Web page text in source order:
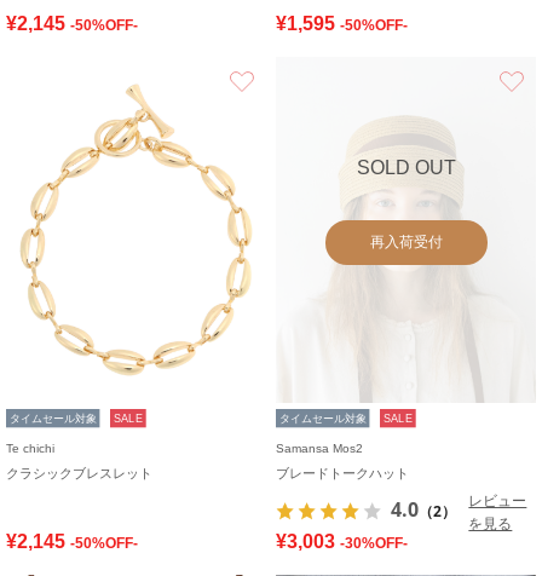
¥2,145 -50%OFF- ¥1,595 -50%OFF-
タイムセール対象 SALE
Te chichi
クラシックブレスレット
¥2,145 -50%OFF-
SOLD OUT
再入荷受付
タイムセール対象 SALE
Samansa Mos2
ブレードトークハット
4.0 （2）
レビュー
を見る
¥3,003 -30%OFF-